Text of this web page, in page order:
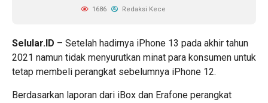
1686 Redaksi Kece
Selular.ID – Setelah hadirnya iPhone 13 pada akhir tahun
2021 namun tidak menyurutkan minat para konsumen untuk
tetap membeli perangkat sebelumnya iPhone 12.
Berdasarkan laporan dari iBox dan Erafone perangkat